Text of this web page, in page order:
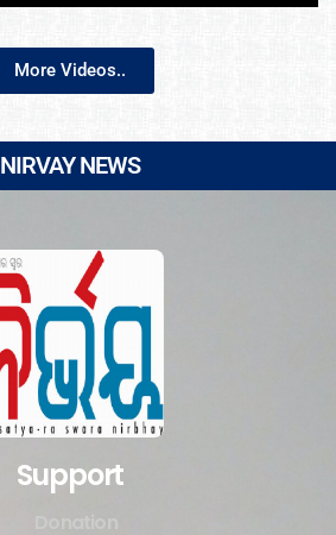
More Videos..
NIRVAY NEWS
Support